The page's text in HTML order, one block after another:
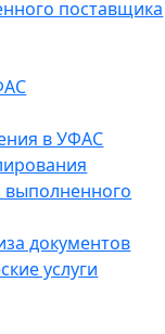
поставщика
в УФАС
выполненного
документов
услуги